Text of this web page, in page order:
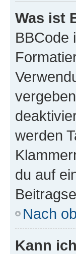
Was ist
BBCode
werden
du auf
Nach
Kann